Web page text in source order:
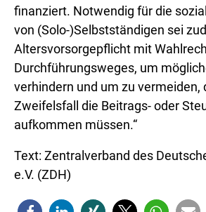
finanziert. Notwendig für die
von (Solo-)Selbstständigen sei
Altersvorsorgepflicht mit
Durchführungsweges, um
verhindern und um zu vermeiden,
Zweifelsfall die Beitrags- oder
aufkommen müssen.“
Text: Zentralverband des
e.V. (ZDH)